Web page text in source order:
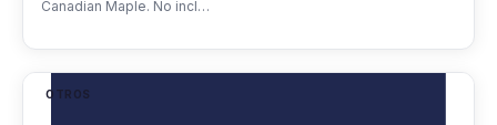
Canadian Maple. No incl…
OTROS